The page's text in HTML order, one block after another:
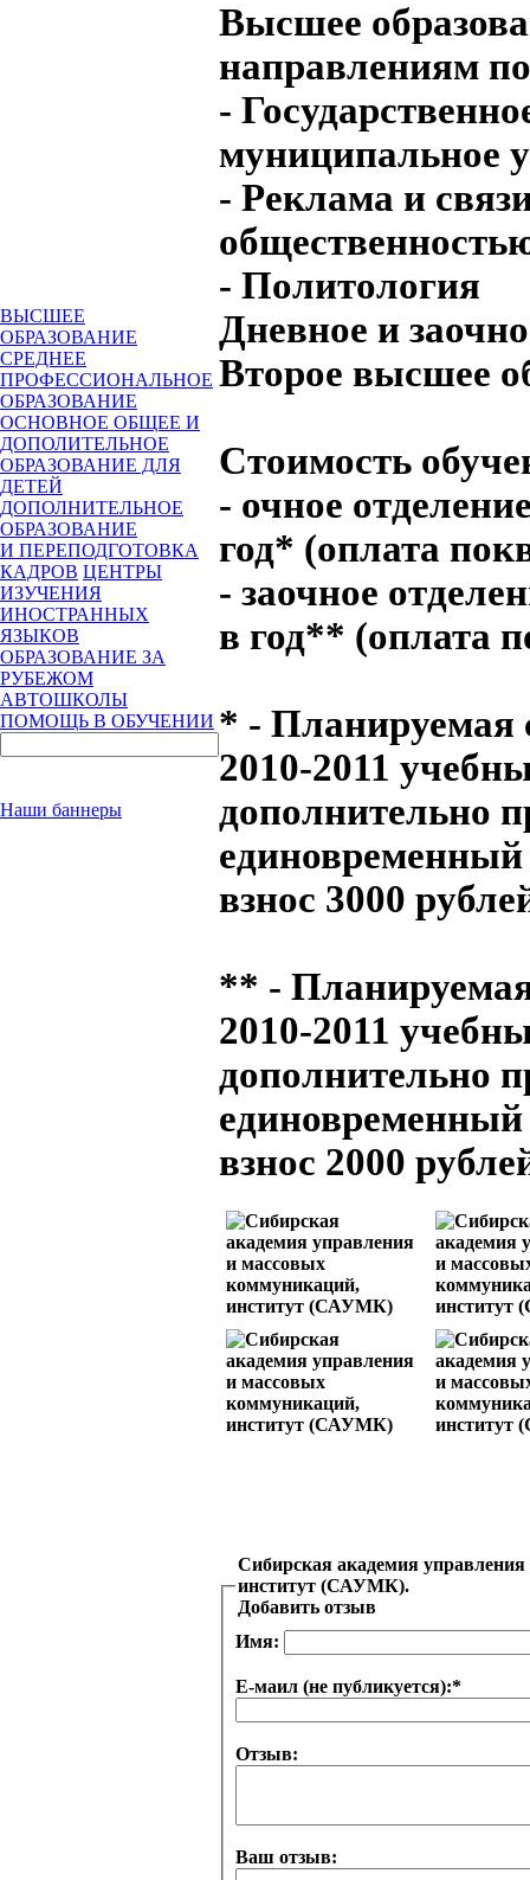
ВЫСШЕЕ
ОБРАЗОВАНИЕ
СРЕДНЕЕ
ПРОФЕССИОНАЛЬНОЕ
ОБРАЗОВАНИЕ
ОСНОВНОЕ ОБЩЕЕ И
ДОПОЛИТЕЛЬНОЕ
ОБРАЗОВАНИЕ ДЛЯ
ДЕТЕЙ
ДОПОЛНИТЕЛЬНОЕ
ОБРАЗОВАНИЕ
И ПЕРЕПОДГОТОВКА
КАДРОВ ЦЕНТРЫ
ИЗУЧЕНИЯ
ИНОСТРАННЫХ
ЯЗЫКОВ
ОБРАЗОВАНИЕ ЗА
РУБЕЖОМ
АВТОШКОЛЫ
ПОМОЩЬ В ОБУЧЕНИИ
Наши баннеры
Высшее
направлениям
-
муниципальное
- Реклама и
- Политология
Дневное и
Второе высшее
Стоимость
- очное
год* (оплата
- заочное
в год** (оплата
* - Планируемая
2010-2011
дополнительно
взнос 3000
** -
2010-2011
дополнительно
взнос 2000
Сибирская академия
институт (САУМК).
Добавить отзыв
Имя:
Е-маил (не публикуется):*
Отзыв:
Ваш отзыв: